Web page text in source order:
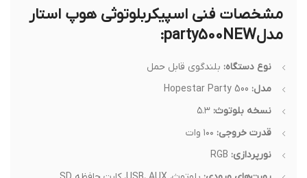
مشخصات فنی اسپیکربلوتوثی هوپ استار
مدلparty500NEW:
نوع دستگاه:بلندگوی قابل حمل
مدل: Hopestar Party 500
نسخه بلوتوث:۵.۳
قدرت خروجی:۱۰۰ وات
نورپردازی:RGB